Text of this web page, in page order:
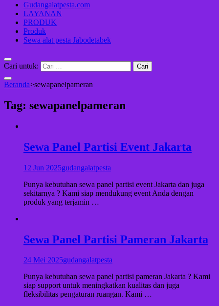
Gudangalatpesta.com
LAYANAN
PRODUK
Produk
Sewa alat pesta Jabodetabek
Cari untuk:
Beranda>sewapanelpameran
Tag: sewapanelpameran
Sewa Panel Partisi Event Jakarta
12 Jun 2025gudangalatpesta
Punya kebutuhan sewa panel partisi event Jakarta dan juga
sekitarnya ? Kami siap mendukung event Anda dengan
produk yang terjamin …
Sewa Panel Partisi Pameran Jakarta
24 Mei 2025gudangalatpesta
Punya kebutuhan sewa panel partisi pameran Jakarta ? Kami
siap support untuk meningkatkan kualitas dan juga
fleksibilitas pengaturan ruangan. Kami …